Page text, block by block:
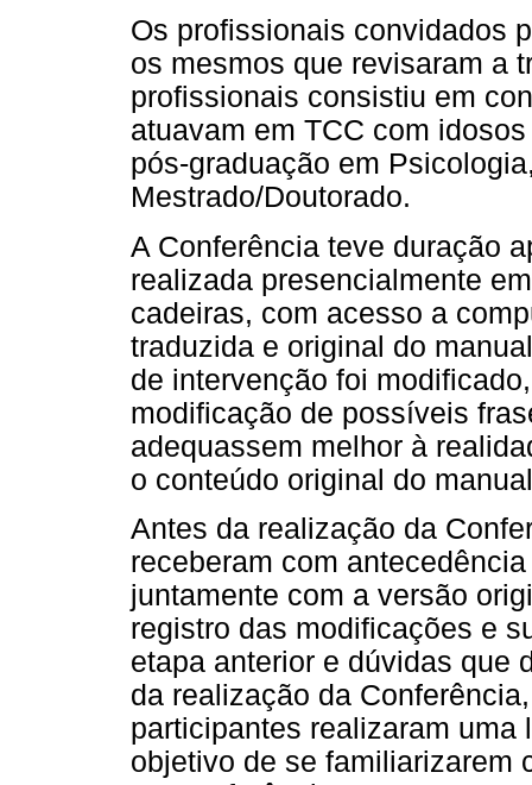
Os profissionais convidados
os mesmos que revisaram a
profissionais consistiu em
atuavam em TCC com
pós-graduação em
Mestrado/Doutorado.
A Conferência teve duração
realizada presencialmente
cadeiras, com acesso a
traduzida e original do
de intervenção foi
modificação de possíveis
adequassem melhor à
o conteúdo original do
Antes da realização da
receberam com
juntamente com a versão
registro das modificações e
etapa anterior e dúvidas que
da realização da
participantes realizaram uma
objetivo de se familiarizarem